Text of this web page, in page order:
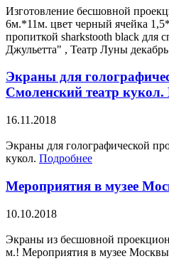
Изготовление бесшовной
6м.*11м. цвет черный ячейка
пропиткой sharkstooth black для
Джульетта" , Театр Луны декабрь
Экраны для
Смоленский театр кукол.
16.11.2018
Экраны для голографической
кукол. Подробнее
Мероприятия в музее
10.10.2018
Экраны из бесшовной
м.! Мероприятия в музее Москвы